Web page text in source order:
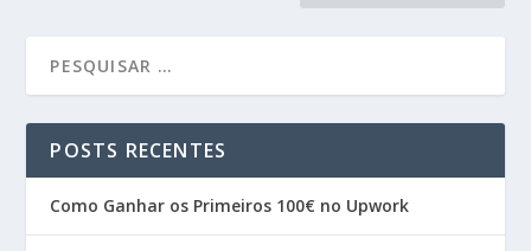
POSTS RECENTES
Como Ganhar os Primeiros 100€ no Upwork